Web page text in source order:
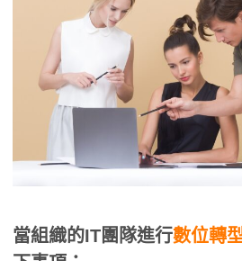
當組織的IT團隊進行數位轉